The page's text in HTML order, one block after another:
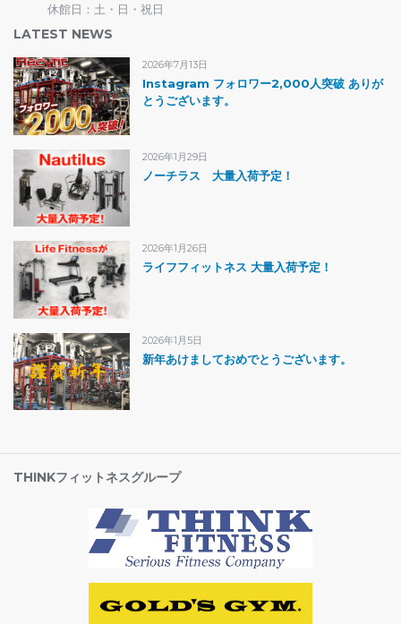
休館日：土・日・祝日
LATEST NEWS
2026年7月13日
Instagram フォロワー2,000人突破 ありが
とうございます。
2026年1月29日
ノーチラス 大量入荷予定！
2026年1月26日
ライフフィットネス 大量入荷予定！
2026年1月5日
新年あけましておめでとうございます。
THINKフィットネスグループ